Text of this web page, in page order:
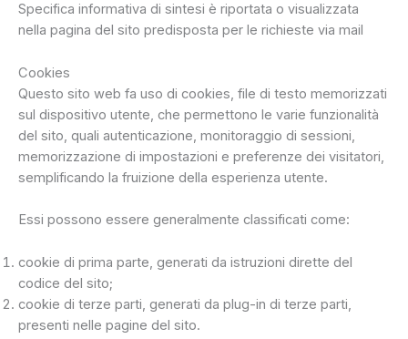
Specifica informativa di sintesi è riportata o visualizzata
nella pagina del sito predisposta per le richieste via mail
Cookies
Questo sito web fa uso di cookies, file di testo memorizzati
sul dispositivo utente, che permettono le varie funzionalità
del sito, quali autenticazione, monitoraggio di sessioni,
memorizzazione di impostazioni e preferenze dei visitatori,
semplificando la fruizione della esperienza utente.
Essi possono essere generalmente classificati come:
cookie di prima parte, generati da istruzioni dirette del
codice del sito;
cookie di terze parti, generati da plug-in di terze parti,
presenti nelle pagine del sito.